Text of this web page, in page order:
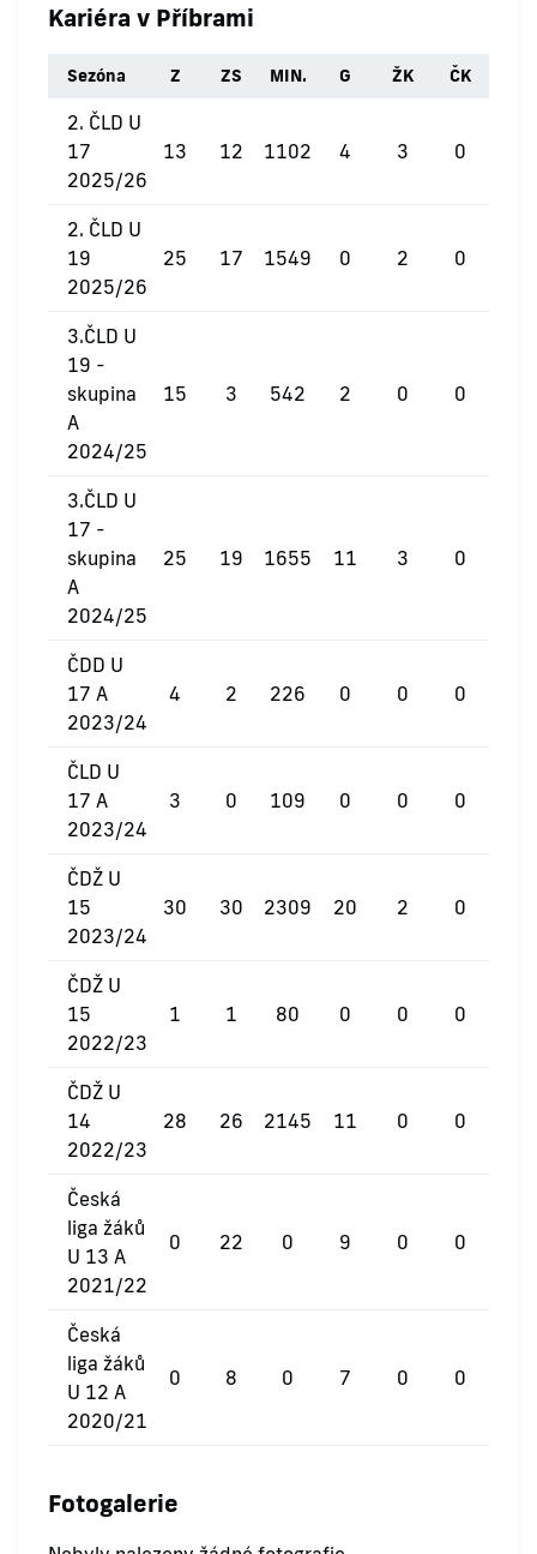
Kariéra v Příbrami
Sezóna Z ZS MIN. G ŽK ČK
2. ČLD U
17
2025/26
13 12 1102 4 3 0
2. ČLD U
19
2025/26
25 17 1549 0 2 0
3.ČLD U
19 -
skupina
A
2024/25
15 3 542 2 0 0
3.ČLD U
17 -
skupina
A
2024/25
25 19 1655 11 3 0
ČDD U
17 A
2023/24
4 2 226 0 0 0
ČLD U
17 A
2023/24
3 0 109 0 0 0
ČDŽ U
15
2023/24
30 30 2309 20 2 0
ČDŽ U
15
2022/23
1 1 80 0 0 0
ČDŽ U
14
2022/23
28 26 2145 11 0 0
Česká
liga žáků
U 13 A
2021/22
0 22 0 9 0 0
Česká
liga žáků
U 12 A
2020/21
0 8 0 7 0 0
Fotogalerie